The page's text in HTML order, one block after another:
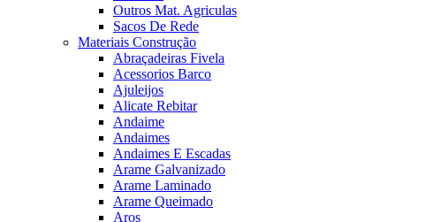
Outros Mat. Agriculas
Sacos De Rede
Materiais Construção
Abraçadeiras Fivela
Acessorios Barco
Ajuleijos
Alicate Rebitar
Andaime
Andaimes
Andaimes E Escadas
Arame Galvanizado
Arame Laminado
Arame Queimado
Aros